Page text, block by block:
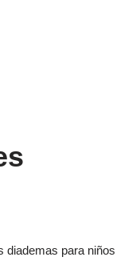
diademas para niños